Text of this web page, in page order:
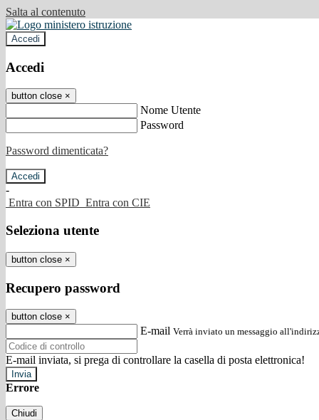
Salta al contenuto
Accedi
Accedi
button close ×
Nome Utente
Password
Password dimenticata?
-
Entra con SPID Entra con CIE
Seleziona utente
button close ×
Recupero password
button close ×
E-mail Verrà inviato un messaggio
E-mail inviata, si prega di controllare la casella di posta elettronica!
Errore
Chiudi